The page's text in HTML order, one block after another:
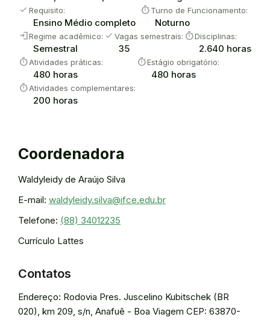
check Requisito:
Ensino Médio completo
timerTurno de Funcionamento:
Noturno
loginRegime acadêmico:
Semestral
check Vagas semestrais:
35
timerDisciplinas:
2.640 horas
timerAtividades práticas:
480 horas
timerEstágio obrigatório:
480 horas
timerAtividades complementares:
200 horas
Coordenadora
Waldyleidy de Araújo Silva
E-mail: waldyleidy.silva@ifce.edu.br
Telefone: (88) 34012235
Currículo Lattes
Contatos
Endereço: Rodovia Pres. Juscelino Kubitschek (BR
020), km 209, s/n, Anafuê - Boa Viagem CEP: 63870-